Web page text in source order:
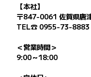
【本社】
〒847-0061 佐賀県唐
TEL☎ 0955-73-8883
＜営業時間＞
9:00～18:00